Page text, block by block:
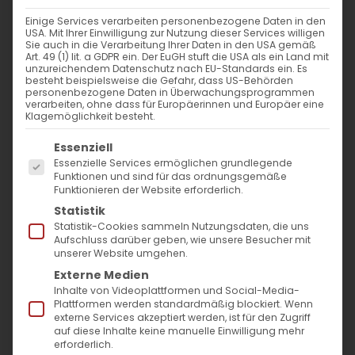
5. Mai 2023
19:00 - 20:30
ZUM KALENDER HINZUFÜGEN
ICS herunterladen
Google Kalender
WO
Pfarrsaal der Lutherkirche
Bad Cannstatt
Emser Str. 9, Stuttgart, 70372
VERANSTALTUNGSTYP
Begegnung Bibeltreff
Einige Services verarbeiten personenbezogene Daten in den
USA. Mit Ihrer Einwilligung zur Nutzung dieser Services willigen
Sie auch in die Verarbeitung Ihrer Daten in den USA gemäß
Art. 49 (1) lit. a GDPR ein. Der EuGH stuft die USA als ein Land mit
unzureichendem Datenschutz nach EU-Standards ein. Es
besteht beispielsweise die Gefahr, dass US-Behörden
personenbezogene Daten in Überwachungsprogrammen
verarbeiten, ohne dass für Europäerinnen und Europäer eine
Klagemöglichkeit besteht.
Es folgt eine Liste der Service-Gruppen, für
Essenziell
Essenzielle Services ermöglichen grundlegende
Funktionen und sind für das ordnungsgemäße
Funktionieren der Website erforderlich.
Statistik
Statistik-Cookies sammeln Nutzungsdaten, die uns
Aufschluss darüber geben, wie unsere Besucher mit
unserer Website umgehen.
Externe Medien
Inhalte von Videoplattformen und Social-Media-
Plattformen werden standardmäßig blockiert. Wenn
externe Services akzeptiert werden, ist für den Zugriff
auf diese Inhalte keine manuelle Einwilligung mehr
erforderlich.